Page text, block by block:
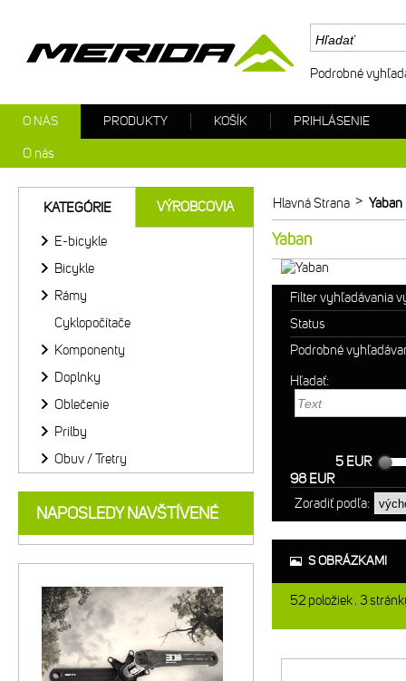
Hlavná Strana > Yaban
Yaban
Filter vyhľadávania
Status
Podrobné
Hľadať:
5 EUR
98 EUR
Zoradiť podľa:
S OBRÁZKAMI
52 položiek 3
KATEGÓRIE VÝROBCOVIA
E-bicykle
Bicykle
Rámy
Cyklopočítače
Komponenty
Doplnky
Oblečenie
Prilby
Obuv / Tretry
NAPOSLEDY NAVŠTÍVENÉ
Podrobné
O NÁS
O nás
PRODUKTY KOŠÍK PRIHLÁSENIE